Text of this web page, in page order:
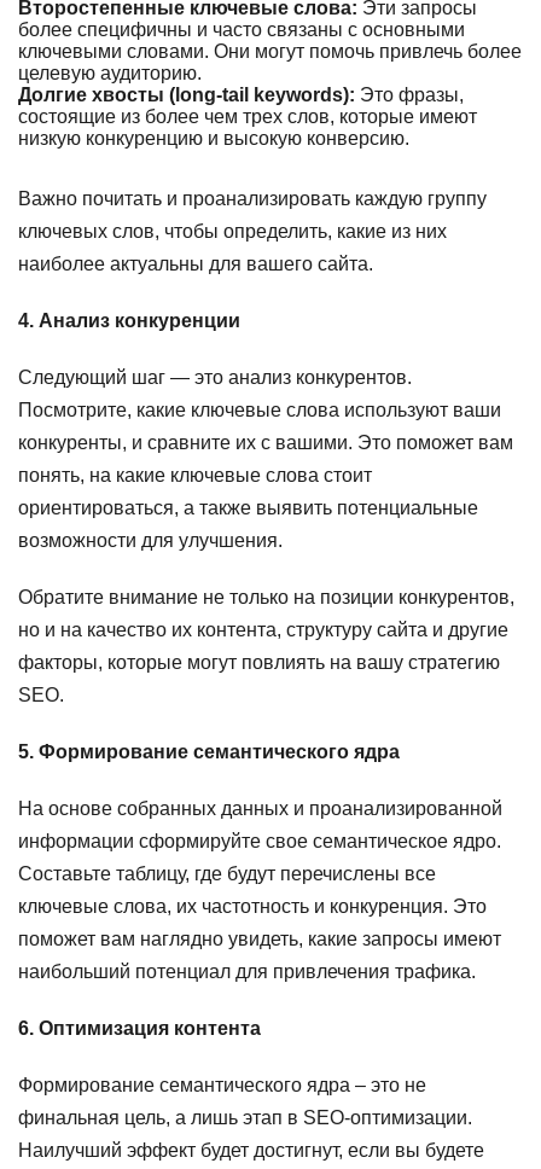
Второстепенные ключевые слова: Эти запросы
более специфичны и часто связаны с основными
ключевыми словами. Они могут помочь привлечь более
целевую аудиторию.
Долгие хвосты (long-tail keywords): Это фразы,
состоящие из более чем трех слов, которые имеют
низкую конкуренцию и высокую конверсию.
Важно почитать и проанализировать каждую группу
ключевых слов, чтобы определить, какие из них
наиболее актуальны для вашего сайта.
4. Анализ конкуренции
Следующий шаг — это анализ конкурентов.
Посмотрите, какие ключевые слова используют ваши
конкуренты, и сравните их с вашими. Это поможет вам
понять, на какие ключевые слова стоит
ориентироваться, а также выявить потенциальные
возможности для улучшения.
Обратите внимание не только на позиции конкурентов,
но и на качество их контента, структуру сайта и другие
факторы, которые могут повлиять на вашу стратегию
SEO.
5. Формирование семантического ядра
На основе собранных данных и проанализированной
информации сформируйте свое семантическое ядро.
Составьте таблицу, где будут перечислены все
ключевые слова, их частотность и конкуренция. Это
поможет вам наглядно увидеть, какие запросы имеют
наибольший потенциал для привлечения трафика.
6. Оптимизация контента
Формирование семантического ядра – это не
финальная цель, а лишь этап в SEO-оптимизации.
Наилучший эффект будет достигнут, если вы будете